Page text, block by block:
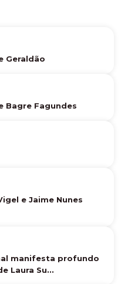
Geraldão
Bagre Fagundes
e Jaime Nunes
manifesta profundo
Laura Su...